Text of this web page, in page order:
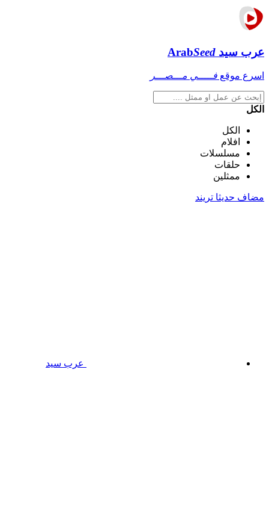
عرب سيد ArabSeed
اسرع موقع فـــــي مـــصـــر
الكل
الكل
افلام
مسلسلات
حلقات
ممثلين
مضاف حديثا تريند
عرب سيد